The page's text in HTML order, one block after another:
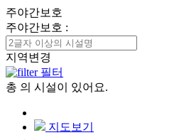
주야간보호
주야간보호 :
지역변경
필터
총 의 시설이 있어요.
지도보기